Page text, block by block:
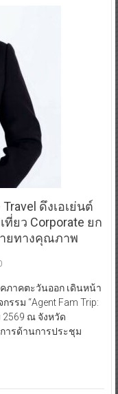
ดึงเอเย่นต์
ยว Corporate ยก
ยทางคุณภาพ
ภาคตะวันออก เดินหน้า
รม “Agent Fam Trip:
2569 ณ จังหวัด
รด้านการประชุม